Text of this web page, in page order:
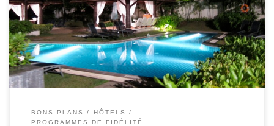
les membres Flying Blue Master Card des Emirates Arabes… Rien
empêche d’essayer d’en profiter aussi par contre. Voici comment
j’ai décrit une offre similaire l’année dernière: « Il […]
BONS PLANS
HÔTELS
PROGRAMMES DE FIDÉLITÉ